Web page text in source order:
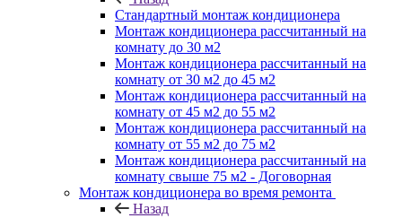
Стандартный монтаж кондиционера
Монтаж кондиционера рассчитанный на
комнату до 30 м2
Монтаж кондиционера рассчитанный на
комнату от 30 м2 до 45 м2
Монтаж кондиционера рассчитанный на
комнату от 45 м2 до 55 м2
Монтаж кондиционера рассчитанный на
комнату от 55 м2 до 75 м2
Монтаж кондиционера рассчитанный на
комнату свыше 75 м2 - Договорная
Монтаж кондиционера во время ремонта
Назад